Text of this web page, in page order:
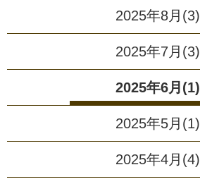
2025年8月(3)
2025年7月(3)
2025年6月(1)
2025年5月(1)
2025年4月(4)